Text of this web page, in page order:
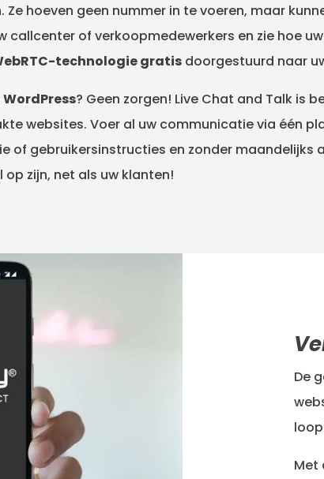
hoeven geen nummer in te voeren, maar
callcenter of verkoopmedewerkers en zie hoe
technologie gratis doorgestuurd naar
WordPress? Geen zorgen! Live Chat and Talk is
websites. Voer al uw communicatie via één
of gebruikersinstructies en zonder maandelijks
op zijn, net als uw klanten!
De
Met